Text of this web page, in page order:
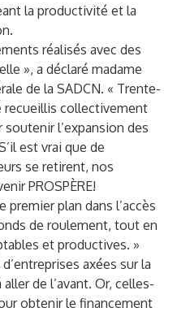
la productivité et la
réalisés avec des
», a déclaré madame
de la SADCN. « Trente-
collectivement
l’expansion des
est vrai que de
se retirent, nos
PROSPÈRE!
plan dans l’accès
de roulement, tout en
et productives. »
axées sur la
de l’avant. Or, celles-
obtenir le financement